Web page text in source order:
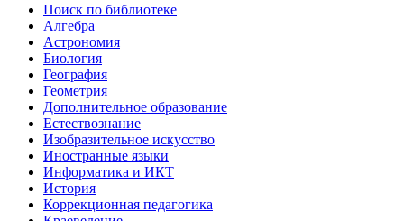
Поиск по библиотеке
Алгебра
Астрономия
Биология
География
Геометрия
Дополнительное образование
Естествознание
Изобразительное искусство
Иностранные языки
Информатика и ИКТ
История
Коррекционная педагогика